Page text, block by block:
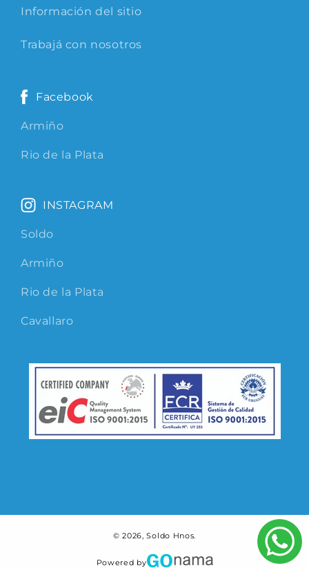
Información del sitio
Trabajá con nosotros
Facebook
Armiño
Rio de la Plata
INSTAGRAM
Soldo
Armiño
Rio de la Plata
Cavallaro
© 2026,Soldo Hnos.
Powered by